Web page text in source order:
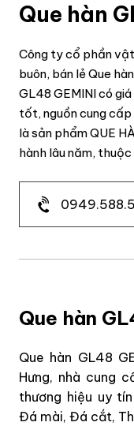
Que hàn
Công ty cổ phần
buôn, bán lẻ Que
GL48 GEMINI có
tốt, nguồn cung cấp
là sản phẩm QUE
hành lâu năm, thuộc
Que hàn
Que hàn GL48
Hưng, nhà cung
thương hiệu uy
Đá mài, Đá cắt,